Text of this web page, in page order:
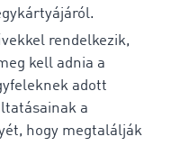
rendelkezik,
kell adnia a
adott
a
hogy megtalálják